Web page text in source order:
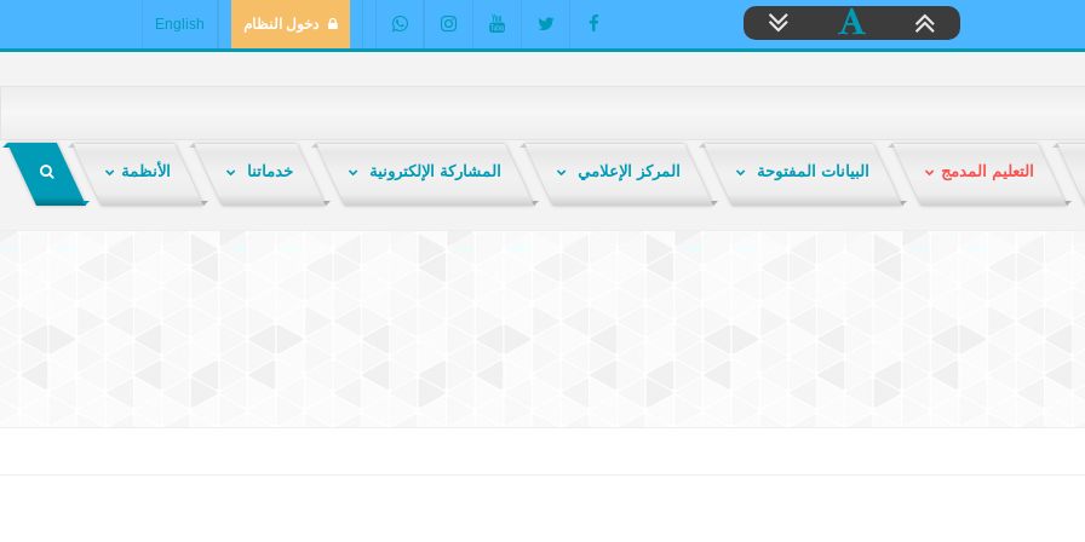
دخول النظام English
التعليم المدمج البيانات المفتوحة المركز الإعلامي المشاركة الإلكترونية خدماتنا الأنظمة